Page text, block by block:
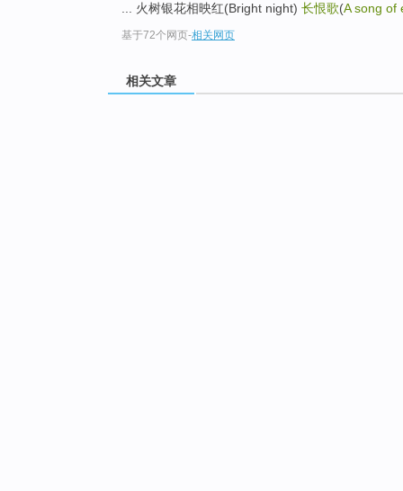
... 火树银花相映红(Bright night) 长恨歌(A song of
基于72个网页-相关网页
相关文章